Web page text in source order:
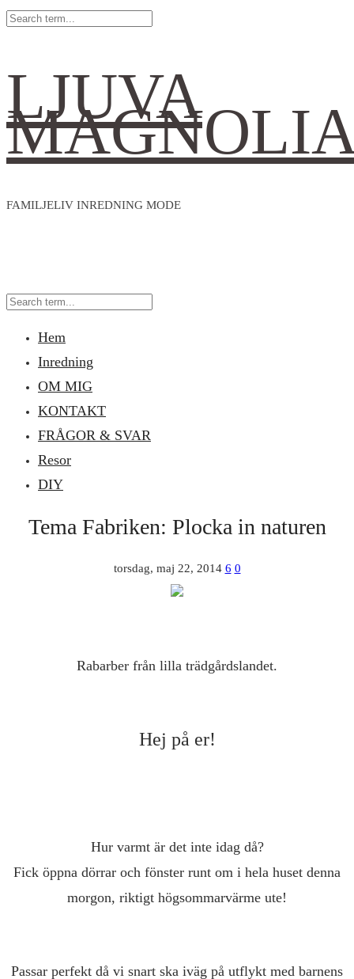
LJUVA
FAMILJELIV INREDNING MODE
Hem
Inredning
OM MIG
KONTAKT
FRÅGOR & SVAR
Resor
DIY
Tema Fabriken: Plocka in naturen
torsdag, maj 22, 2014 6 0
Rabarber från lilla trädgårdslandet.
Hej på er!
Hur varmt är det inte idag då?
Fick öppna dörrar och fönster runt om i hela huset denna
morgon, riktigt högsommarvärme ute!
Passar perfekt då vi snart ska iväg på utflykt med barnens